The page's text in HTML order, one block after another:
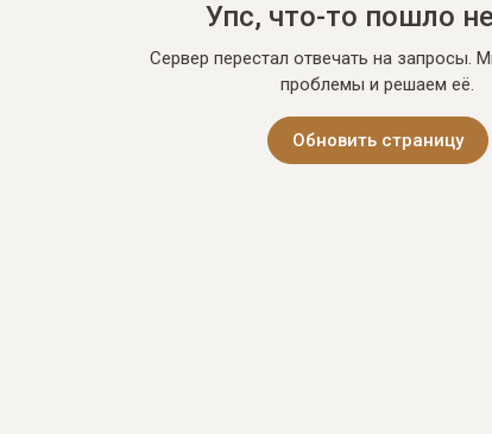
Упс, что-то пошло
Сервер перестал отвечать на запросы.
проблемы и решаем её.
Обновить страницу